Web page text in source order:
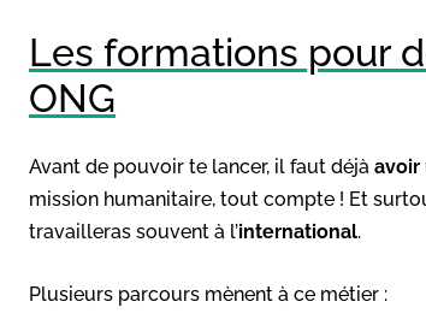
Les formations pour
ONG
Avant de pouvoir te lancer, il faut déjà avoir
mission humanitaire, tout compte ! Et
travailleras souvent à l’international.
Plusieurs parcours mènent à ce métier :